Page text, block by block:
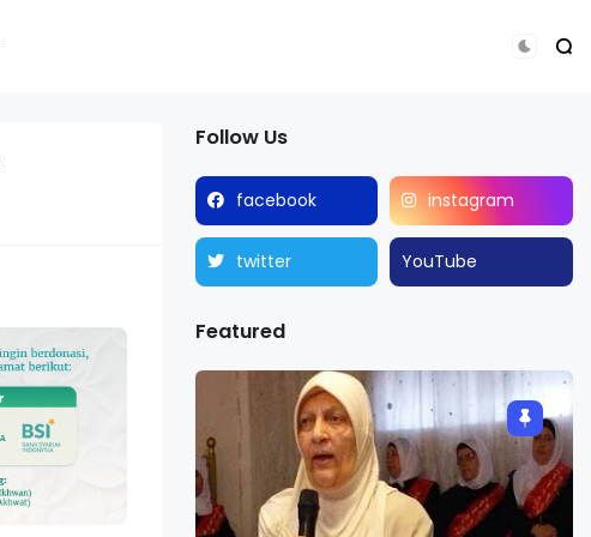
Follow Us
facebook instagram
twitter YouTube
Featured